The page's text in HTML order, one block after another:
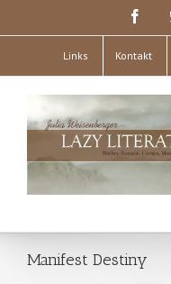
Links Kontakt
Manifest Destiny